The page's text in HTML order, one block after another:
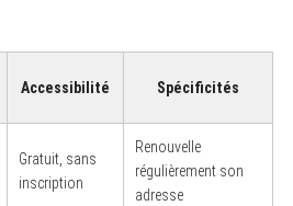
Accessibilité Spécificités
Gratuit, sans
inscription
Renouvelle
régulièrement son
adresse